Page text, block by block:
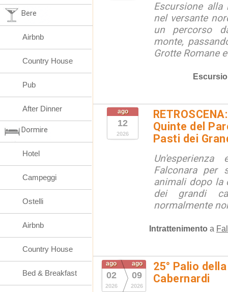
Escursione
nel versante
un percorso
monte,
Grotte Romane
ago
12
2026
Quinte del
Pasti dei
Falconara per
animali dopo la
dei grandi
normalmente
Intrattenimento a
ago
02
2026
ago
09
2026
25° Palio
Cabernardi
Bere
Airbnb
Country House
Pub
After Dinner
Dormire
Hotel
Campeggi
Ostelli
Airbnb
Country House
Bed & Breakfast